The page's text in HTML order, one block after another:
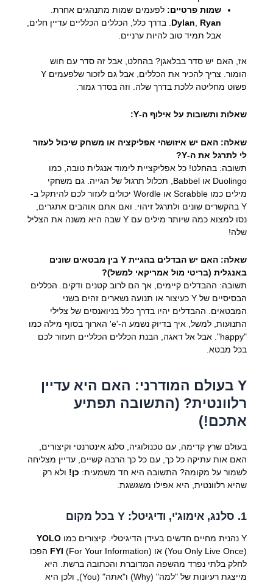
שמות פרטיים: לפעמים שמות מתנהגים אחרת.
Dylan
Ryan
. בדרך כלל, הכללים הכלליים עדיין חלים,
אבל תמיד טוב להיות ערניים.
אז, האם יש סדר בבלאגן? בהחלט, אבל זה סדר עם חוש
הומור. צריך להכיר את הכללים, אבל גם לזכור שלפעמים Y
פשוט מחליטה ללכת בדרך שלה. וזה בסדר גמור.
שאלות ותשובות על אילוף ה-Y:
שאלה: האם יש איזושהי אפליקציה או משחק שיכול לעזור
לי לתרגל את ה-Y?
תשובה: בהחלט! כל אפליקציית לימוד אנגלית טובה, כמו
Duolingo או Babbel, תכלול תרגול של הגייה. גם משחקי
מילים כמו Scrabble או Wordle יכולים לעזור לכם להיתקל ב-
Y בהקשרים שונים ולתרגל זיהוי. ואם אתם אוהבים אתגרים,
נסו למצוא כמה שיותר מילים עם Y שבה היא משנה את הצליל
שלה!
שאלה: האם יש הבדלים בהגיית Y בין מבטאים שונים
באנגלית (בריטי מול אמריקאי למשל)?
תשובה: ההבדלים קיימים, אך הם לרוב קטנים ודקים. הכללים
הבסיסיים של Y כעיצור או תנועה נשארים זהים בשני
המבטאים. ההבדלים יהיו בדרך כלל בניואנסים של צלילי
התנועות, למשל, איך בדיוק נשמע ה-'e' הארוך בסוף מילה כמו
"happy". אבל אל דאגה, הבנת הכללים הכלליים תעזור לכם
בכל מבטא.
Y בעולם המודרני: האם היא עדיין
רלוונטית? (התשובה תפתיע
אתכם!)
בעולם שרץ קדימה, עם טכנולוגיה, סלנג אינטרנטי וקיצורים,
האם אות עתיקה כל כך, עם כל כך הרבה קשיים, עדיין מצליחה
לשמור על מקומה? התשובה היא חד משמעית: כן! ולא רק
שהיא רלוונטית, היא אפילו משגשגת.
1. סלנג, אימוג'י, ודיגיטל: Y בכל מקום
Y נהנית מחיים חדשים בעידן הדיגיטלי. קיצורים כמו
YOLO
(You Only Live Once) או
FYI (For Your Information) הפכו
לחלק בלתי נפרד מהשפה המדוברת והכתובה ברשת. היא
מייצגת רעיונות של "למה" (Why) ו"אתה" (You), ולכן היא